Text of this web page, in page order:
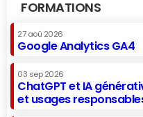
FORMATIONS
27 aoû 2026
Google Analytics GA4
03 sep 2026
ChatGPT et IA
et usages